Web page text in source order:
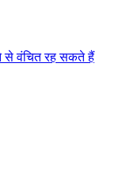
से वंचित रह सकते हैं